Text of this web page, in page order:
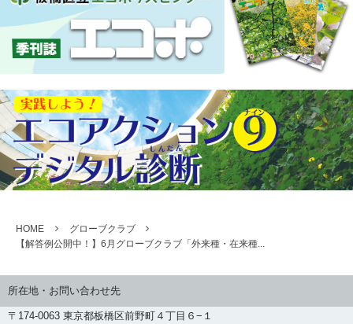
HOME
グローブクラブ
【解答例公開中！】6月グローブクラブ「外来種・在来種...
所在地・お問い合わせ先
〒174-0063 東京都板橋区前野町４丁目６−１